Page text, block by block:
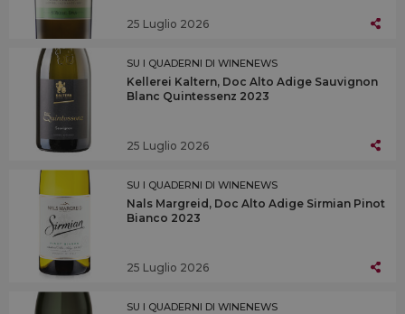
25 Luglio 2026
SU I QUADERNI DI WINENEWS
Kellerei Kaltern, Doc Alto Adige Sauvignon
Blanc Quintessenz 2023
25 Luglio 2026
SU I QUADERNI DI WINENEWS
Nals Margreid, Doc Alto Adige Sirmian Pinot
Bianco 2023
25 Luglio 2026
SU I QUADERNI DI WINENEWS